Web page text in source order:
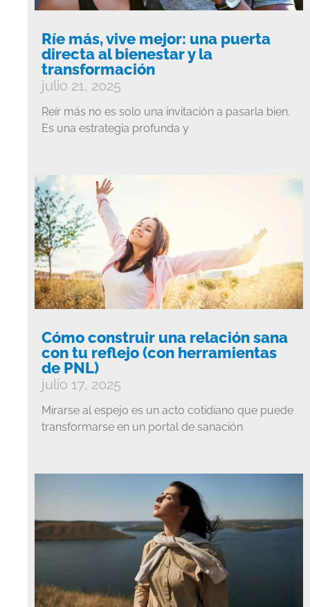
Ríe más, vive mejor: una puerta
directa al bienestar y la
transformación
julio 21, 2025
Reír más no es solo una invitación a pasarla bien.
Es una estrategia profunda y
Cómo construir una relación sana
con tu reflejo (con herramientas
de PNL)
julio 17, 2025
Mirarse al espejo es un acto cotidiano que puede
transformarse en un portal de sanación